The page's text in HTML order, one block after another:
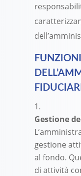
Gestione
gestione
al fondo.
di attività